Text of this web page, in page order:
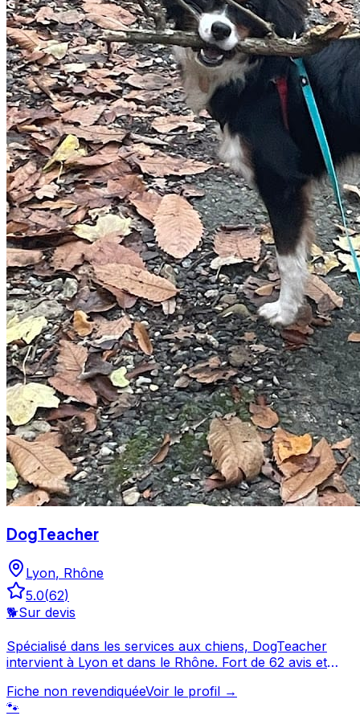
DogTeacher
Lyon, Rhône
5.0(62)
🐕Sur devis
Spécialisé dans les services aux chiens, DogTeacher
intervient à Lyon et dans le Rhône. Fort de 62 avis et
confiance pour la garde de votre chien. Prenez contact
pour discuter de vos besoins et organiser la garde de
Fiche non revendiquéeVoir le profil →
🐾